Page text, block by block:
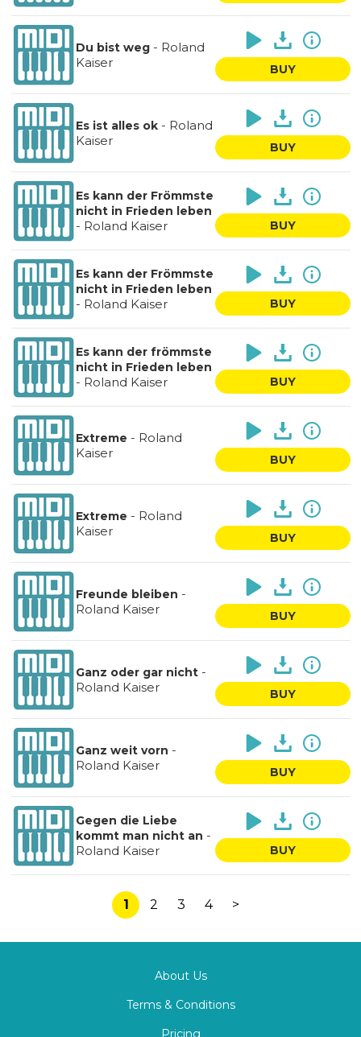
Du bist weg- Roland
Kaiser
BUY
Es ist alles ok- Roland
Kaiser
BUY
Es kann der Frömmste
nicht in Frieden leben
- Roland Kaiser BUY
Es kann der Frömmste
nicht in Frieden leben
- Roland Kaiser BUY
Es kann der frömmste
nicht in Frieden leben
- Roland Kaiser BUY
Extreme - Roland
Kaiser
BUY
Extreme - Roland
Kaiser
BUY
Freunde bleiben -
Roland Kaiser
BUY
Ganz oder gar nicht-
Roland Kaiser
BUY
Ganz weit vorn -
Roland Kaiser
BUY
Gegen die Liebe
kommt man nicht an -
Roland Kaiser
BUY
1 2 3 4 >
About Us
Terms & Conditions
Pricing